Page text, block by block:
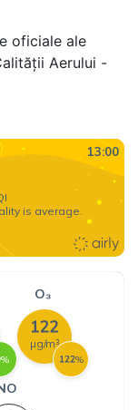
oficiale ale
Aerului -